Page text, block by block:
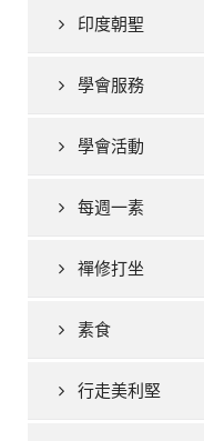
印度朝聖
學會服務
學會活動
每週一素
禪修打坐
素食
行走美利堅